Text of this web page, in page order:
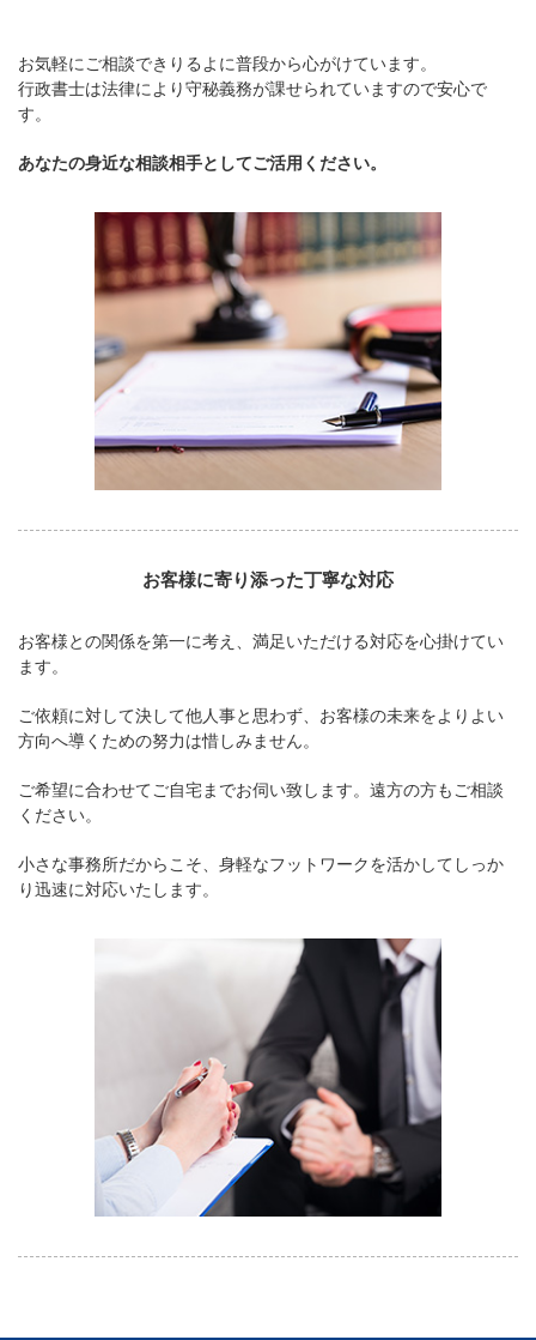
お気軽にご相談できりるよに普段から心がけています。
行政書士は法律により守秘義務が課せられていますので安心で
す。
あなたの身近な相談相手としてご活用ください。
お客様に寄り添った丁寧な対応
お客様との関係を第一に考え、満足いただける対応を心掛けてい
ます。
ご依頼に対して決して他人事と思わず、お客様の未来をよりよい
方向へ導くための努力は惜しみません。
ご希望に合わせてご自宅までお伺い致します。遠方の方もご相談
ください。
小さな事務所だからこそ、身軽なフットワークを活かしてしっか
り迅速に対応いたします。